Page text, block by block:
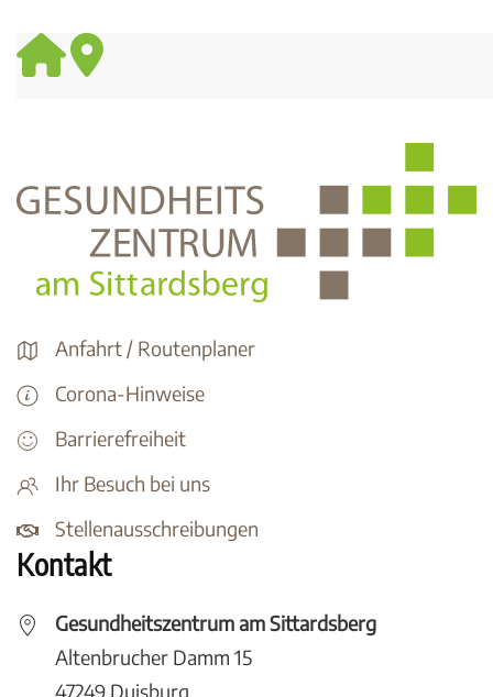
Anfahrt / Routenplaner
Corona-Hinweise
Barrierefreiheit
Ihr Besuch bei uns
Stellenausschreibungen
Kontakt
Gesundheitszentrum am Sittardsberg
Altenbrucher Damm 15
47249 Duisburg